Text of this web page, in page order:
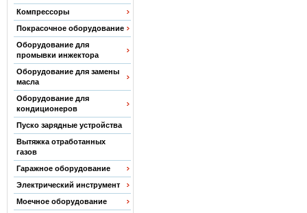
Компрессоры
Покрасочное оборудование
Оборудование для
промывки инжектора
Оборудование для замены
масла
Оборудование для
кондиционеров
Пуско зарядные устройства
Вытяжка отработанных
газов
Гаражное оборудование
Электрический инструмент
Моечное оборудование